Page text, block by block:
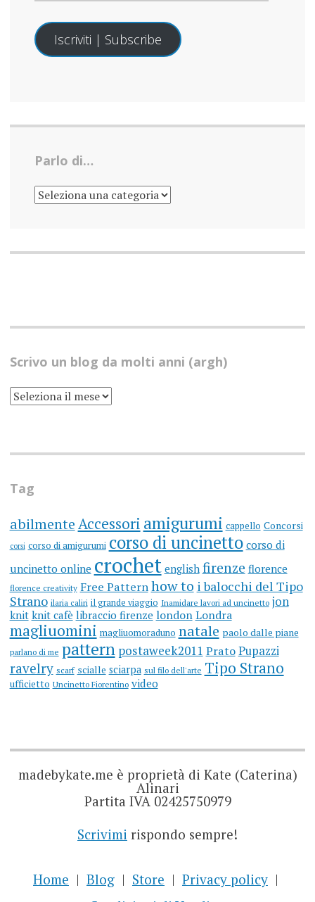
Iscriviti | Subscribe
Parlo di…
PARLO
DI…
Scrivo un blog da molti anni (argh)
SCRIVO
UN
(ARGH)
Tag
abilmenteAccessori amigurumi cappello Concorsi
corsi corso di amigurumi corso di uncinetto corso di
uncinetto online crochet english firenze florence
florence creativity Free Pattern how to i balocchi del Tipo
Strano ilaria caliri il grande viaggio Inamidare lavori ad uncinetto jon
knit knit cafè libraccio firenze london Londra
magliuomini magliuomoraduno natale paolo dalle piane
parlano di me pattern postaweek2011 Prato Pupazzi
ravelry scarf scialle sciarpa sul filo dell'arte Tipo Strano
ufficietto Uncinetto Fiorentino video
madebykate.me è proprietà di Kate (Caterina)
Alinari
Partita IVA 02425750979
Scrivimi rispondo sempre!
Home Blog Store
Privacy policy